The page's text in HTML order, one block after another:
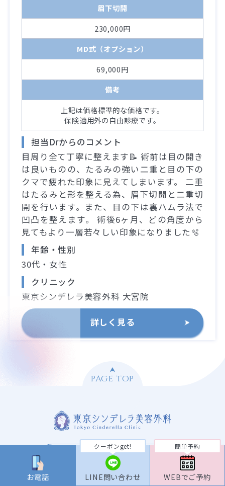
お電話
クーポンget!
LINE問い合わせ
簡単予約
WEBでご予約
眉下切開
230,000円
MD式（オプション）
69,000円
備考
上記は価格標準的な価格です。
保険適用外の自由診療です。
担当Drからのコメント
目周り全て丁寧に整えます📝 術前は目の開き
は良いものの、たるみの強い二重と目の下の
クマで疲れた印象に見えてしまいます。 二重
はたるみと形を整える為、眉下切開と二重切
開を行います。また、目の下は裏ハムラ法で
凹凸を整えます。 術後6ヶ月、どの角度から
見てもより一層若々しい印象になりました🫧
年齢・性別
30代・女性
クリニック
東京シンデレラ美容外科 大宮院
詳しく見る
PAGE TOP
新宿院ご予約